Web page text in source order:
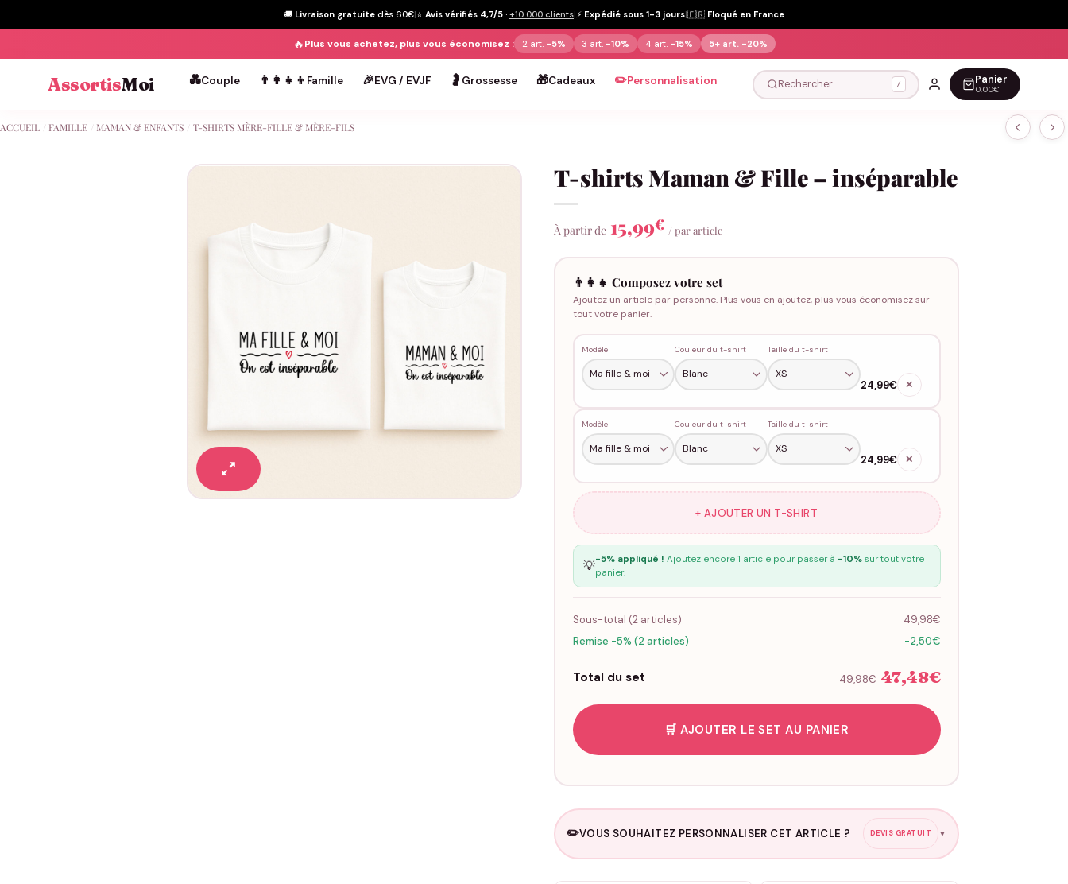
🚚 Livraison gratuite dès 60€|⭐ Avis vérifiés 4,7/5 · +10 000 clients|⚡ Expédié sous 1-3 jours|🇫🇷 Floqué en France
🔥Plus vous achetez, plus vous économisez : 2 art. -5% 3 art. -10% 4 art. -15% 5+ art. -20%
AssortisMoi 💑Couple 👨‍👩‍👧‍👦 Famille 🎉EVG / EVJF 🤰 Grossesse 🎁Cadeaux ✏️Personnalisation Rechercher… / Panier
0,00€
ACCUEIL FAMILLE MAMAN & ENFANTS T-SHIRTS MÈRE-FILLE & MÈRE-FILS
T-shirts Maman & Fille – inséparable
À partir de 15,99€ / par article
👨‍👩‍👧 Composez votre set
Ajoutez un article par personne. Plus vous en ajoutez, plus vous économisez sur
tout votre panier.
Modèle Couleur du t-shirt Taille du t-shirt
24,99€ ✕
Modèle Couleur du t-shirt Taille du t-shirt
24,99€ ✕
+ AJOUTER UN T-SHIRT
💡-5% appliqué ! Ajoutez encore 1 article pour passer à -10%sur tout votre
panier.
Sous-total (2articles)
49,98€
Remise -5% (2 articles)
-2,50€
Total du set 49,98€ 47,48€
🛒 AJOUTER LE SET AU PANIER
✏️VOUS SOUHAITEZ PERSONNALISER CET ARTICLE ? DEVIS GRATUIT ▼